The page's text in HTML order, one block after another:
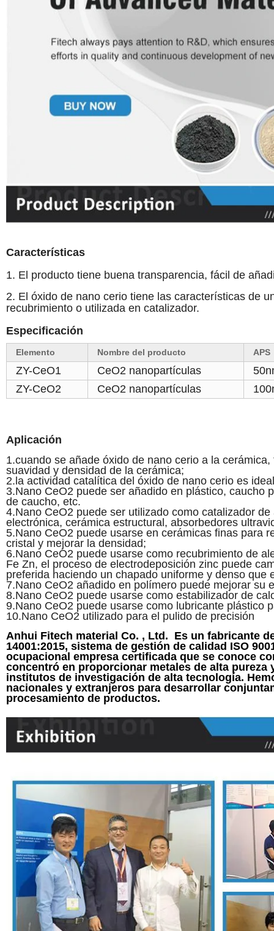
Características
1. El producto tiene buena transparencia, fácil de
2. El óxido de nano cerio tiene las características de
recubrimiento o utilizada en catalizador.
Especificación
Elemento Nombre del producto APS
ZY-CeO1 CeO2 nanopartículas
ZY-CeO2
CeO2 nanopartículas
Aplicación
1.cuando se añade óxido de nano cerio a la
suavidad y densidad de la cerámica;
2.la actividad catalítica del óxido de nano cerio es
3.Nano CeO2 puede ser añadido en plástico, caucho
de caucho, etc.
4.Nano CeO2 puede ser utilizado como catalizador
electrónica, cerámica estructural, absorbedores
5.Nano CeO2 puede usarse en cerámicas finas para
cristal y mejorar la densidad;
6.Nano CeO2 puede usarse como recubrimiento de
Fe Zn, el proceso de electrodeposición zinc puede
preferida haciendo un chapado uniforme y denso que
7.Nano CeO2 añadido en polímero puede mejorar su
8.Nano CeO2 puede usarse como estabilizador de
9.Nano CeO2 puede usarse como lubricante plástico
10.Nano CeO2 utilizado para el pulido de precisión
Anhui Fitech material Co. , Ltd. Es un fabricante
14001:2015, sistema de gestión de calidad ISO
ocupacional empresa certificada que se conoce
concentró en proporcionar metales de alta
institutos de investigación de alta tecnología.
nacionales y extranjeros para desarrollar
procesamiento de productos.